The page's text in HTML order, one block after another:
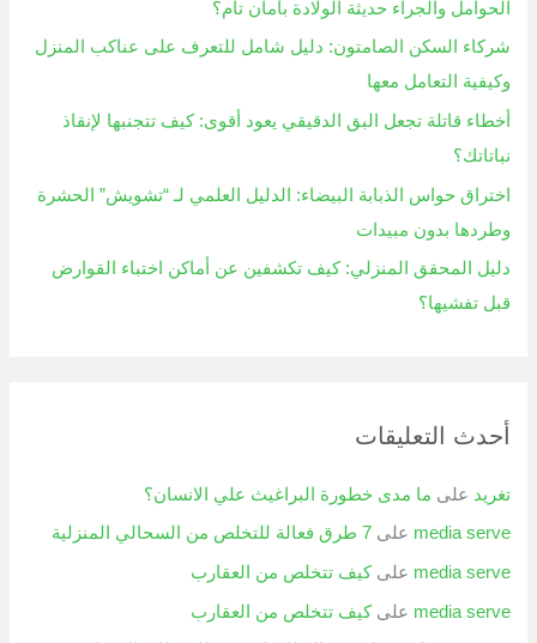
الحوامل والجراء حديثة الولادة بأمان تام؟
شركاء السكن الصامتون: دليل شامل للتعرف على عناكب المنزل
وكيفية التعامل معها
أخطاء قاتلة تجعل البق الدقيقي يعود أقوى: كيف تتجنبها لإنقاذ
نباتاتك؟
اختراق حواس الذبابة البيضاء: الدليل العلمي لـ “تشويش” الحشرة
وطردها بدون مبيدات
دليل المحقق المنزلي: كيف تكشفين عن أماكن اختباء القوارض
قبل تفشيها؟
أحدث التعليقات
تغريد على ما مدى خطورة البراغيث علي الانسان؟
media serve على7 طرق فعالة للتخلص من السحالي المنزلية
media serve علىكيف تتخلص من العقارب
media serve علىكيف تتخلص من العقارب